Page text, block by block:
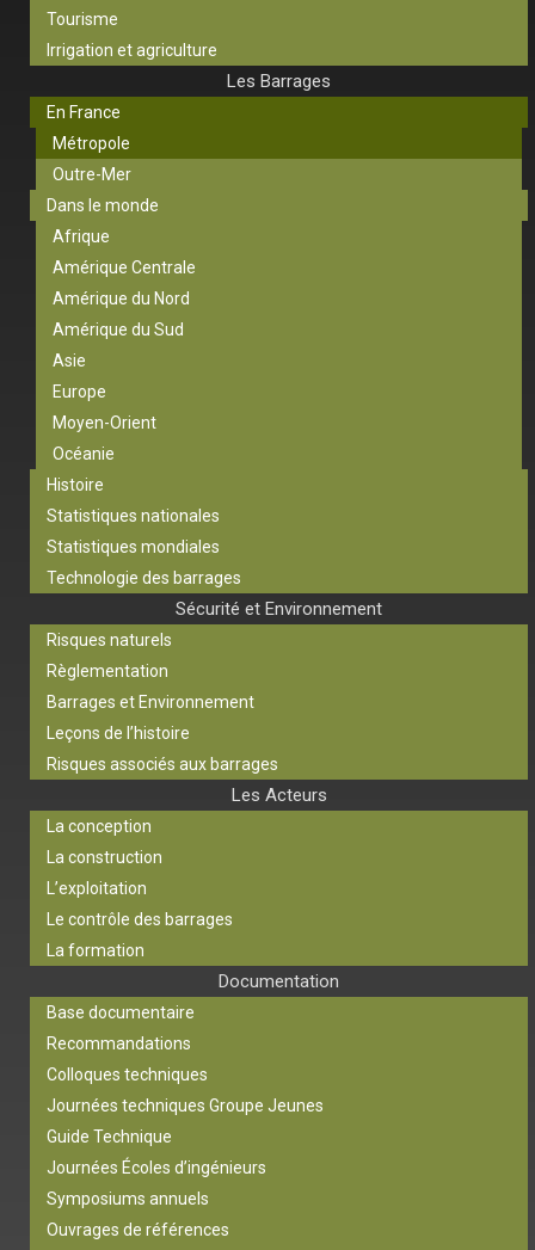
Tourisme
Irrigation et agriculture
Les Barrages
En France
Métropole
Outre-Mer
Dans le monde
Afrique
Amérique Centrale
Amérique du Nord
Amérique du Sud
Asie
Europe
Moyen-Orient
Océanie
Histoire
Statistiques nationales
Statistiques mondiales
Technologie des barrages
Sécurité et Environnement
Risques naturels
Règlementation
Barrages et Environnement
Leçons de l’histoire
Risques associés aux barrages
Les Acteurs
La conception
La construction
L’exploitation
Le contrôle des barrages
La formation
Documentation
Base documentaire
Recommandations
Colloques techniques
Journées techniques Groupe Jeunes
Guide Technique
Journées Écoles d’ingénieurs
Symposiums annuels
Ouvrages de références